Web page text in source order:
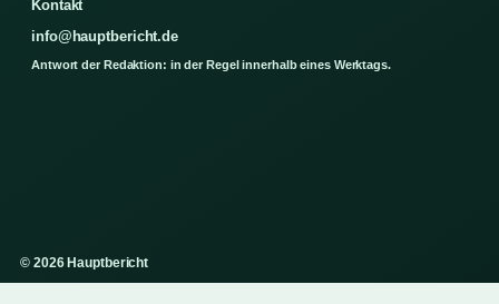
Kontakt
info@hauptbericht.de
Antwort der Redaktion: in der Regel innerhalb eines Werktags.
© 2026 Hauptbericht